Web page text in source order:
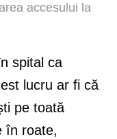
accesului la
spital ca
lucru ar fi că
pe toată
în roate,